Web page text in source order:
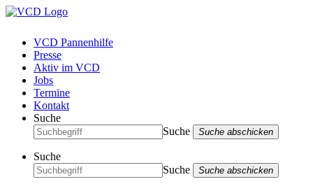
VCD Pannenhilfe
Presse
Aktiv im VCD
Jobs
Termine
Kontakt
Suche
Suche
Suche abschicken
Suche
Suche
Suche abschicken